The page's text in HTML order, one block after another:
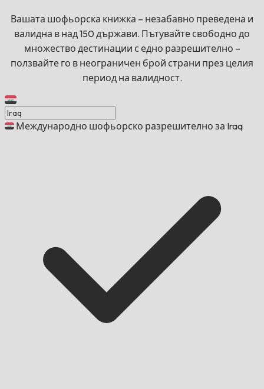
Вашата шофьорска книжка – незабавно преведена и
валидна в над 150 държави. Пътувайте свободно до
множество дестинации с едно разрешително –
ползвайте го в неограничен брой страни през целия
период на валидност.
Международно шофьорско разрешително за Iraq